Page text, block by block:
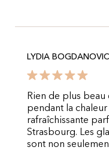
LYDIA BOGDANOVIC
Rien de plus
pendant la chaleur
rafraîchissante
Strasbourg. Les
sont non